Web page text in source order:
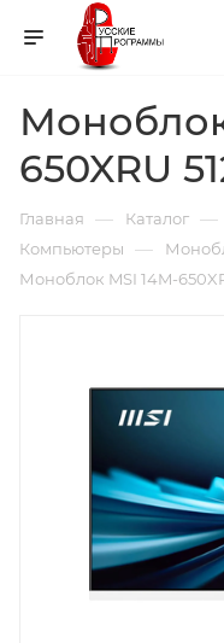
650XRU
Главная — Каталог —
Компьютеры —
Моноблок MSI 14M-